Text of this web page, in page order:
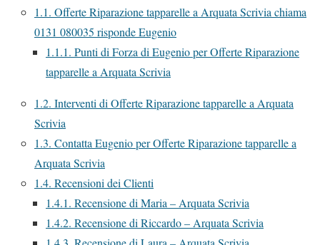
1.1. Offerte Riparazione tapparelle a Arquata Scrivia chiama
0131 080035 risponde Eugenio
1.1.1. Punti di Forza di Eugenio per Offerte Riparazione
tapparelle a Arquata Scrivia
1.2. Interventi di Offerte Riparazione tapparelle a Arquata
Scrivia
1.3. Contatta Eugenio per Offerte Riparazione tapparelle a
Arquata Scrivia
1.4. Recensioni dei Clienti
1.4.1. Recensione di Maria – Arquata Scrivia
1.4.2. Recensione di Riccardo – Arquata Scrivia